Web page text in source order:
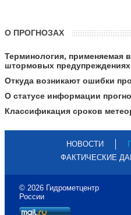
О ПРОГНОЗАХ
Терминология, применяемая
штормовых предупреждениях
Откуда возникают ошибки
О статусе информации
Классификация сроков
НОВОСТИ
ФАКТИЧЕСКИЕ
© 2026 Гидрометцентр
России